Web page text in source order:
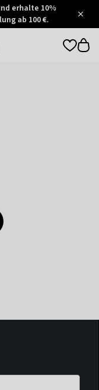
erhalte 10%
ab 100 €.